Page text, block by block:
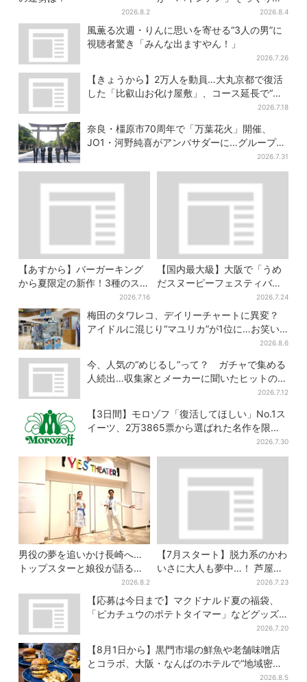
2026.8.2
ブックカバー開発、梅田で先
行販売
2026.8.4
風薫る次週・りんに思いを寄せる“3人の男”に
視聴者驚き「みんな出ますやん！」
2026.7.26
【きょうから】2万人を動員…大丸京都で復活
した「比叡山お化け屋敷」、コース延長で“怖
2026.7.18
奈良・橿原市70周年で「万葉花火」開催、
JO1・河野純喜がアンバサダーに…グループ楽
2026.7.31
【あすから】バーガーキング
から夏限定の新作！3種のステ
ーキワッパー「暑さ乗り切れ
そう」と話題に
2026.7.16
【国内最大級】大阪で「うめ
だスヌーピーフェスティバ
ル」、約80ブランドが集結！
ここだけのグッズも
2026.7.24
梅田のタワレコ、デイリーチャートに異変？
アイドルに混じり“マユリカ”が1位に…お笑い
2026.8.6
今、人気の“めじるし”って？ ガチャで集める
人続出…収集家とメーカーに聞いたヒットの背
2026.7.12
【3日間】モロゾフ「復活してほしい」No.1ス
イーツ、2万3865票から選ばれた名作を限定
2026.7.30
男役の夢を追いかけ長崎へ…
トップスターと娘役が語る
「ハウステンボス歌劇団」と
は？大阪で初公演開催
2026.8.2
【7月スタート】脱力系のかわ
いさに大人も夢中…！ 芦屋の
美術館で「チェコ絵本」展、
老舗文具メーカーのグッズに
も注目
2026.7.23
【応募は今日まで】マクドナルド夏の福袋、
「ピカチュウのポテトタイマー」などグッズ3
2026.7.20
【8月1日から】黒門市場の鮮魚や老舗味噌店
とコラボ、大阪・なんばのホテルで“地域密
2026.8.5